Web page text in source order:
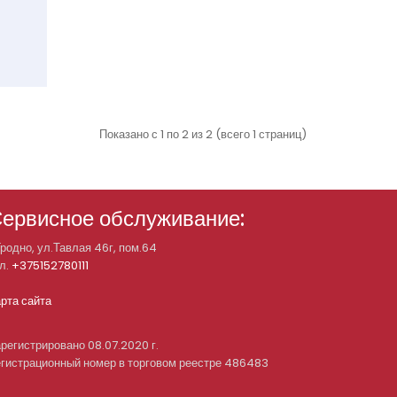
Показано с 1 по 2 из 2 (всего 1 страниц)
обслуживание:
ул.Тавлая 46г, пом.64
+375152780111
сайта
08.07.2020 г.
номер в торговом реестре 486483